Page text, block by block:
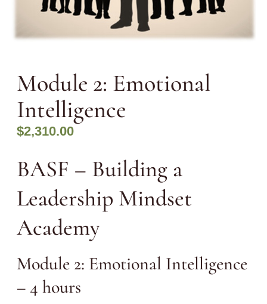
Module 2: Emotional
Intelligence
$2,310.00
BASF – Building a
Leadership Mindset
Academy
Module 2: Emotional Intelligence
– 4 hours